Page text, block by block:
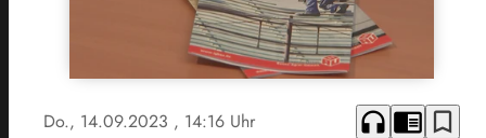
Do., 14.09.2023 , 14:16 Uhr headphones chrome_reader_mode bookmark_border